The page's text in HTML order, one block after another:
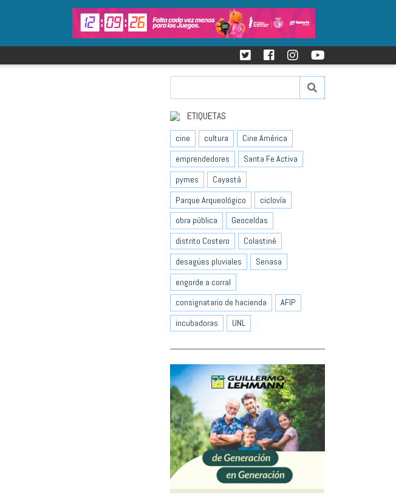
ETIQUETAS
cine cultura
Cine América
emprendedores
Santa Fe Activa
pymes
Cayastá
Parque Arqueológico
ciclovía
obra pública
Geoceldas
distrito Costero
Colastiné
desagües pluviales
Senasa
engorde a corral
consignatario de hacienda
AFIP
incubadoras
UNL